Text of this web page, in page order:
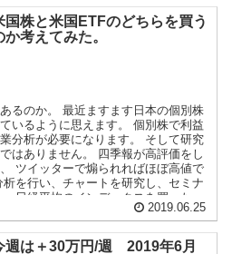
料負けしないように毎回12万円程度
れくらい買っていくのか？ 分散投資
界株式（除く日本） 23,000
高配当 NISA SPYD 60,000
国株と米国ETFのどちらを買う
か考えてみた。
るのか。 最近ますます日本の個別株
いるように思えます。 個別株で利益
分析が必要になります。 そして研究
はありません。 四季報が高評価をし
ツイッターで煽られればほぼ高値で
を行い、チャートを研究し、セミナ
日経平均のインデックスを買ったっ
ならば米国市場に目を向けるのは当
に成長し、個別株は多くの企業が配
な部分もありますが、日本株をやる
2019.06.25
週は＋30万円/週 2019年6月